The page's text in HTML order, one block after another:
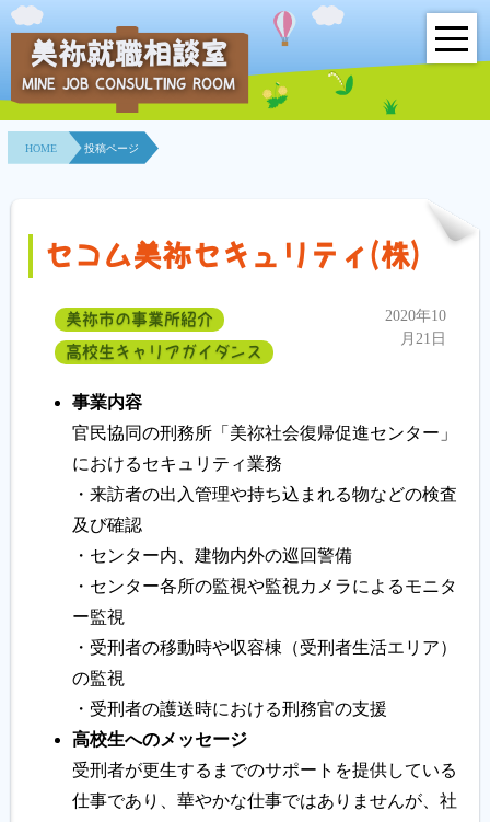
HOME
事業所紹介
相談室とは？
利用者の声
求人情報検索
各種セミナー
美祢就職相談室
MINE JOB CONSULTING ROOM
HOME 投稿ページ
セコム美祢セキュリティ(株)
美祢市の事業所紹介
高校生キャリアガイダンス
2020年10
月21日
事業内容
官民協同の刑務所「美祢社会復帰促進センター」
におけるセキュリティ業務
・来訪者の出入管理や持ち込まれる物などの検査
及び確認
・センター内、建物内外の巡回警備
・センター各所の監視や監視カメラによるモニタ
ー監視
・受刑者の移動時や収容棟（受刑者生活エリア）
の監視
・受刑者の護送時における刑務官の支援
高校生へのメッセージ
受刑者が更生するまでのサポートを提供している
仕事であり、華やかな仕事ではありませんが、社